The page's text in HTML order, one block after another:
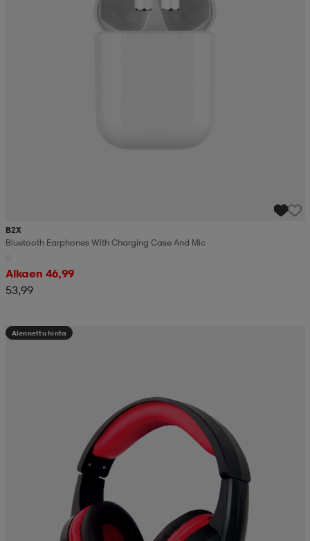
B2X
Bluetooth Earphones With Charging Case And Mic
Alkaen 46,99
53,99
Alennettu hinta